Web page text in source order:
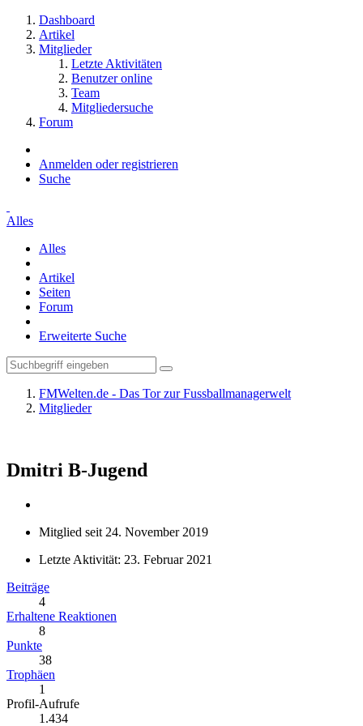
Dashboard
Artikel
Mitglieder
Letzte Aktivitäten
Benutzer online
Team
Mitgliedersuche
Forum
Anmelden oder registrieren
Suche
Alles
Alles
Artikel
Seiten
Forum
Erweiterte Suche
FMWelten.de - Das Tor zur Fussballmanagerwelt
Mitglieder
Dmitri B-Jugend
Mitglied seit 24. November 2019
Letzte Aktivität: 23. Februar 2021
Beiträge
4
Erhaltene Reaktionen
8
Punkte
38
Trophäen
1
Profil-Aufrufe
1.434